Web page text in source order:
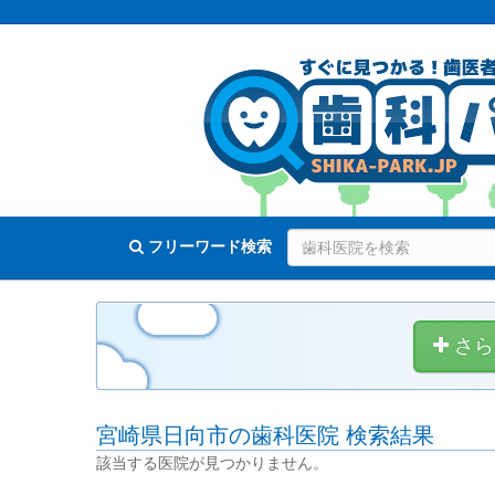
フリーワード検索
さら
宮崎県日向市の歯科医院 検索結果
該当する医院が見つかりません。